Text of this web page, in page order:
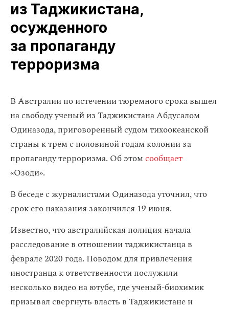
из Таджикистана,
осужденного
за пропаганду
терроризма
В Австралии по истечении тюремного срока вышел
на свободу ученый из Таджикистана Абдусалом
Одиназода, приговоренный судом тихоокеанской
страны к трем с половиной годам колонии за
пропаганду терроризма. Об этомсообщает
«Озоди».
В беседе с журналистами Одиназода уточнил, что
срок его наказания закончился 19 июня.
Известно, что австралийская полиция начала
расследование в отношении таджикистанца в
феврале 2020 года. Поводом для привлечения
иностранца к ответственности послужили
несколько видео на ютубе, где ученый-биохимик
призывал свергнуть власть в Таджикистане и